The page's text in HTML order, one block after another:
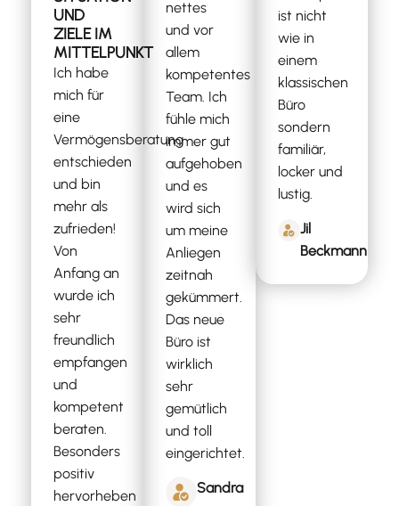
UND
ZIELE IM
MITTELPUNKT
Ich habe
mich für
eine
Vermögensberatung
entschieden
und bin
mehr als
zufrieden!
Von
Anfang an
wurde ich
sehr
freundlich
empfangen
und
kompetent
beraten.
Besonders
positiv
hervorheben
nettes
und vor
allem
kompetentes
Team. Ich
fühle mich
immer gut
aufgehoben
und es
wird sich
um meine
Anliegen
zeitnah
gekümmert.
Das neue
Büro ist
wirklich
sehr
gemütlich
und toll
eingerichtet.
Sandra
ist nicht
wie in
einem
klassischen
Büro
sondern
familiär,
locker und
lustig.
Jil
Beckmann